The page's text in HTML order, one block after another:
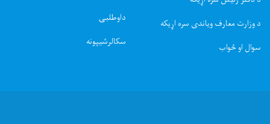
د وزارت معارف ویاندی سره اړیکه
سوال او ځواب
داوطلبۍ
سکالرشیپونه